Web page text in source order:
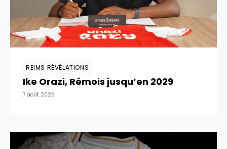
REIMS RÉVÉLATIONS
Ike Orazi, Rémois jusqu’en 2029
7 août 2026